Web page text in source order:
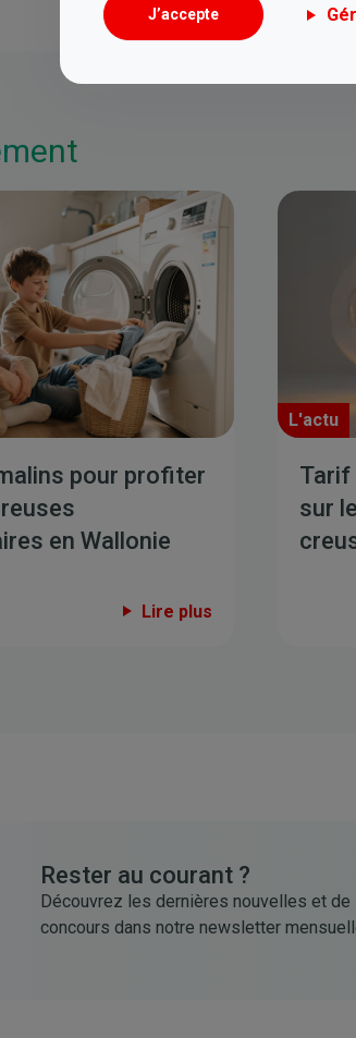
pour profiter
en Wallonie
Lire plus
L'actu
Tarif
sur
Rester au courant ?
Découvrez les dernières nouvelles et de
concours dans notre newsletter
J’accepte